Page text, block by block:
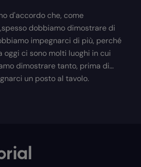
d'accordo che, come
dobbiamo dimostrare di
impegnarci di più, perché
oggi ci sono molti luoghi in cui
dimostrare tanto, prima di…
un posto al tavolo.